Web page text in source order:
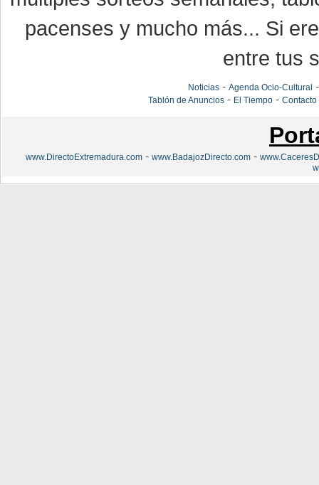
pacenses y mucho más... Si
entre tus
Noticias- Agenda Ocio-Cultural
Tablón de Anuncios- El Tiempo- Contacto
www.DirectoExtremadura.com - www.BadajozDirecto.com -